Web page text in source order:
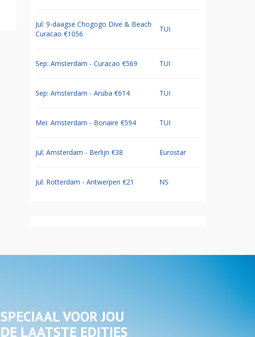
Jul: 9-daagse Chogogo Dive & Beach
Curacao €1056
TUI
Sep: Amsterdam - Curacao €569 TUI
Sep: Amsterdam - Aruba €614 TUI
Mei: Amsterdam - Bonaire €594 TUI
Jul: Amsterdam - Berlijn €38 Eurostar
Jul: Rotterdam - Antwerpen €21 NS
SPECIAAL VOOR JOU
DE LAATSTE EDITIES